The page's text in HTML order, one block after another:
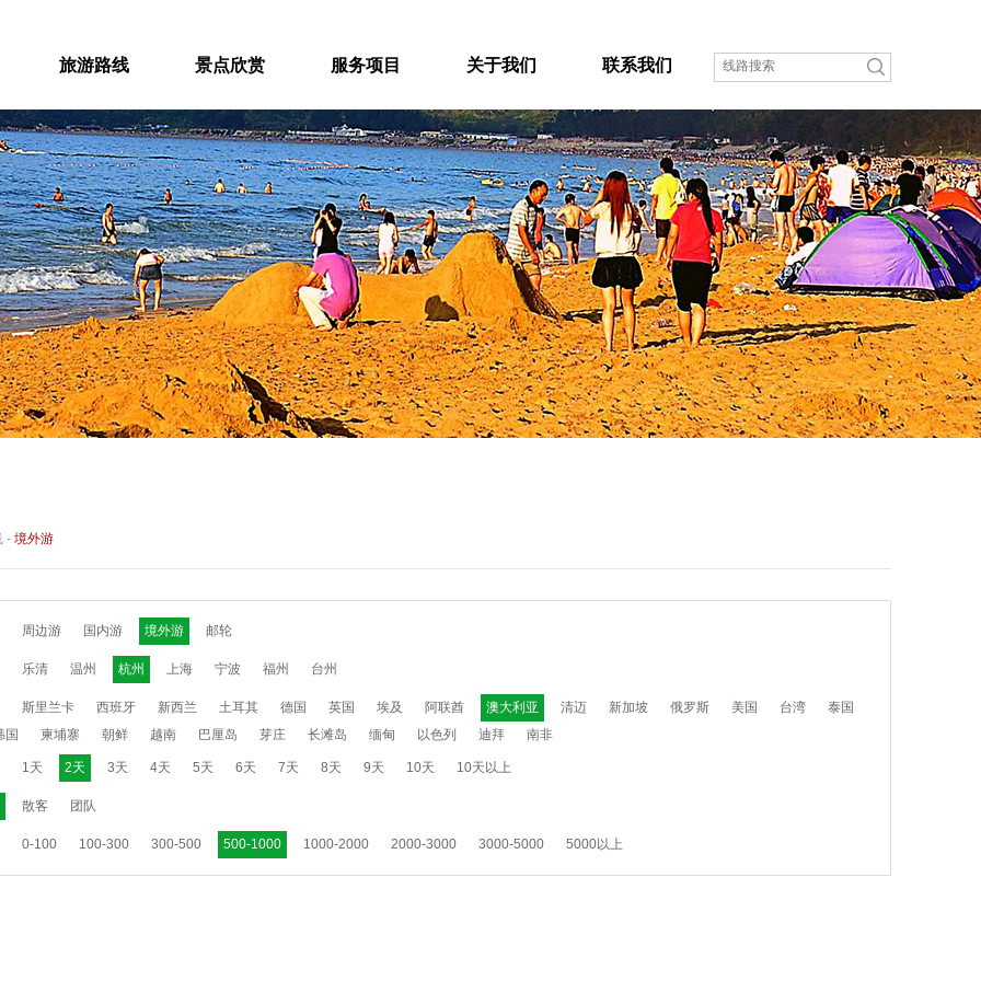
旅游路线 景点欣赏 服务项目 关于我们 联系我们
- 境外游
周边游 国内游 境外游 邮轮
乐清 温州 杭州 上海 宁波 福州 台州
斯里兰卡 西班牙 新西兰 土耳其 德国 英国 埃及 阿联酋 澳大利亚 清迈 新加坡 俄罗斯 美国 台湾
泰国
国
柬埔寨 朝鲜 越南 巴厘岛 芽庄 长滩岛 缅甸 以色列 迪拜 南非
1天 2天 3天 4天 5天 6天 7天 8天 9天 10天 10天以上
散客 团队
0-100 100-300 300-500 500-1000 1000-2000 2000-3000 3000-5000 5000以上